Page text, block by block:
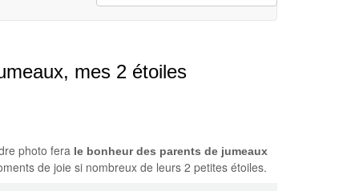
mes 2 étoiles
photo fera le bonheur des parents de jumeaux
de joie si nombreux de leurs 2 petites étoiles.